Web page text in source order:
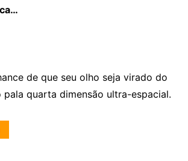
de que seu olho seja virado do
pala quarta dimensão ultra-espacial.